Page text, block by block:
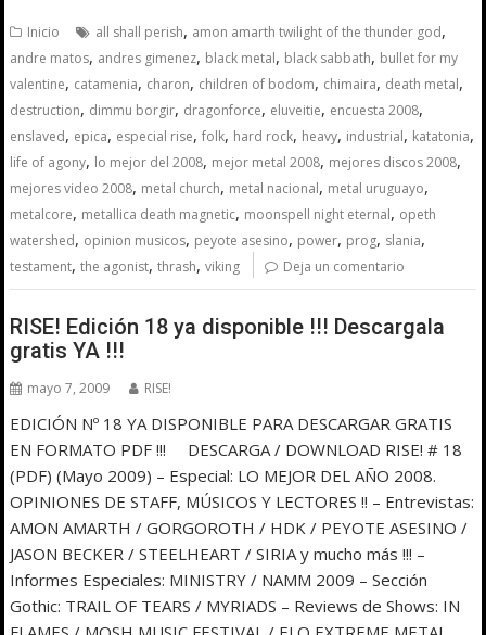
Inicio all shall perish, amon amarth twilight of the thunder god,
andre matos, andres gimenez, black metal, black sabbath, bullet for my
valentine, catamenia, charon, children of bodom, chimaira, death metal,
destruction, dimmu borgir, dragonforce, eluveitie, encuesta 2008,
enslaved, epica, especial rise,folk, hard rock, heavy, industrial, katatonia,
life of agony, lo mejor del 2008, mejor metal 2008, mejores discos 2008,
mejores video 2008, metal church, metal nacional, metal uruguayo,
metalcore, metallica death magnetic, moonspell night eternal, opeth
watershed, opinion musicos, peyote asesino, power, prog, slania,
testament,the agonist,thrash,viking Deja un comentario
RISE! Edición 18 ya disponible !!! Descargala
gratis YA !!!
mayo 7, 2009 RISE!
EDICIÓN Nº 18 YA DISPONIBLE PARA DESCARGAR GRATIS
EN FORMATO PDF !!! DESCARGA / DOWNLOAD RISE! # 18
(PDF) (Mayo 2009) – Especial: LO MEJOR DEL AÑO 2008.
OPINIONES DE STAFF, MÚSICOS Y LECTORES !! – Entrevistas:
AMON AMARTH / GORGOROTH / HDK / PEYOTE ASESINO /
JASON BECKER / STEELHEART / SIRIA y mucho más !!! –
Informes Especiales: MINISTRY / NAMM 2009 – Sección
Gothic: TRAIL OF TEARS / MYRIADS – Reviews de Shows: IN